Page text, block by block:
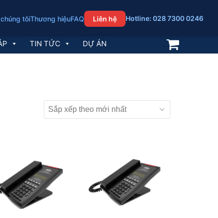
tôiThương hiệuFAQ Liên hệ Hotline: 028 7300 0246
TIN TỨC DỰ ÁN